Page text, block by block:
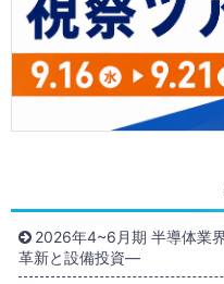
2026年4~6月期 半導体業
革新と設備投資―